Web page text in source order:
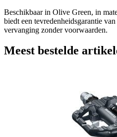
Beschikbaar in Olive Green, in
biedt een tevredenheidsgarantie
vervanging zonder voorwaarden.
Meest bestelde